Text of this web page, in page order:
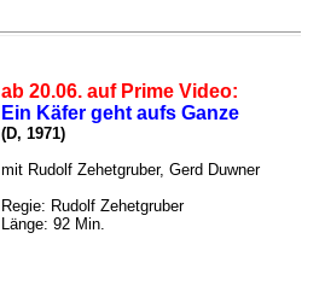
ab 20.06. auf Prime Video:
Ein Käfer geht aufs Ganze
(D, 1971)
mit Rudolf Zehetgruber, Gerd Duwner
Regie: Rudolf Zehetgruber
Länge: 92 Min.